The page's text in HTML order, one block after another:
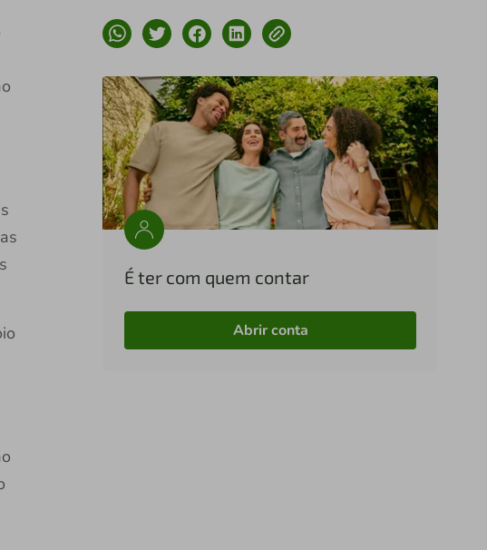
É ter com quem contar
Abrir conta